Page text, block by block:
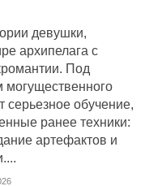
девушки,
архипелага с
Под
могущественного
серьезное обучение,
ранее техники:
артефактов и